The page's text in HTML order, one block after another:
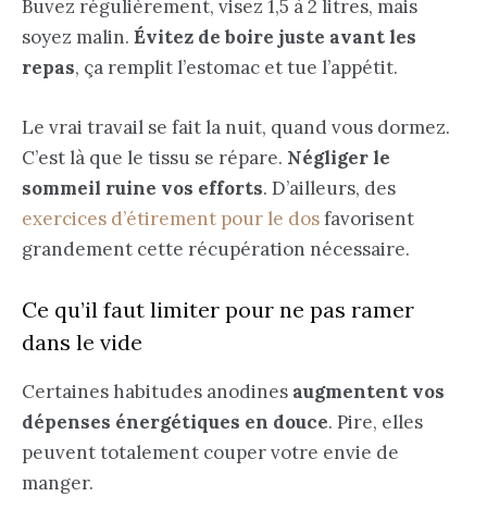
Buvez régulièrement, visez 1,5 à 2 litres, mais
soyez malin. Évitez de boire juste avant les
repas, ça remplit l’estomac et tue l’appétit.
Le vrai travail se fait la nuit, quand vous dormez.
C’est là que le tissu se répare. Négliger le
sommeil ruine vos efforts. D’ailleurs, des
exercices d’étirement pour le dosfavorisent
grandement cette récupération nécessaire.
Ce qu’il faut limiter pour ne pas ramer
dans le vide
Certaines habitudes anodines augmentent vos
dépenses énergétiques en douce. Pire, elles
peuvent totalement couper votre envie de
manger.